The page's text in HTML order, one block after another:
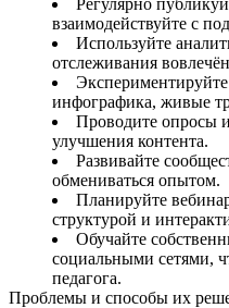
взаимодействуйте с
Используйте
отслеживания
инфографика, живые
Проводите опросы
улучшения контента.
Развивайте
обмениваться опытом.
Планируйте
структурой и
Обучайте
социальными сетями,
педагога.
Проблемы и способы их